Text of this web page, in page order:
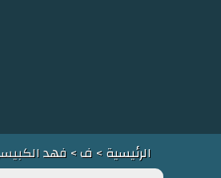
الرئيسية> ف> فهد